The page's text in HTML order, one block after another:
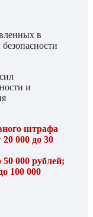
в
и
штрафа
000 до 30
000 рублей;
100 000